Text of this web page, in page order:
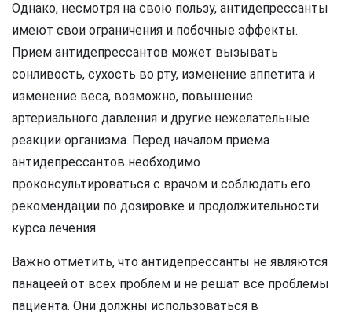
Однако, несмотря на свою пользу, антидепрессанты
имеют свои ограничения и побочные эффекты.
Прием антидепрессантов может вызывать
сонливость, сухость во рту, изменение аппетита и
изменение веса, возможно, повышение
артериального давления и другие нежелательные
реакции организма. Перед началом приема
антидепрессантов необходимо
проконсультироваться с врачом и соблюдать его
рекомендации по дозировке и продолжительности
курса лечения.
Важно отметить, что антидепрессанты не являются
панацеей от всех проблем и не решат все проблемы
пациента. Они должны использоваться в